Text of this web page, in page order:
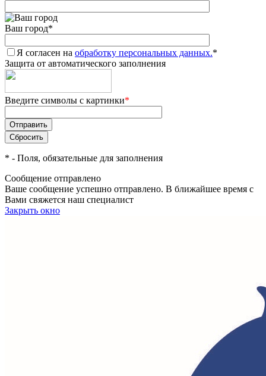
Ваш город*
Я согласен на обработку персональных данных.*
Защита от автоматического заполнения
Введите символы с картинки*
* - Поля, обязательные для заполнения
Сообщение отправлено
Ваше сообщение успешно отправлено. В ближайшее время с
Вами свяжется наш специалист
Закрыть окно